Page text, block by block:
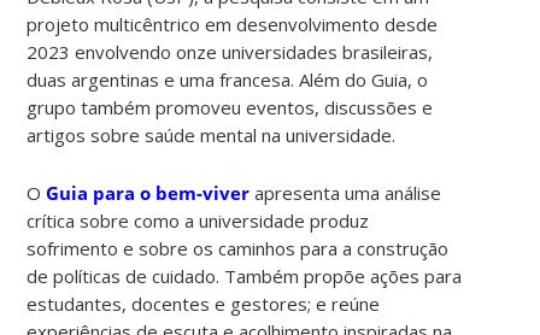
projeto multicêntrico em desenvolvimento desde
2023 envolvendo onze universidades brasileiras,
duas argentinas e uma francesa. Além do Guia, o
grupo também promoveu eventos, discussões e
artigos sobre saúde mental na universidade.
OGuia para o bem-viver apresenta uma análise
crítica sobre como a universidade produz
sofrimento e sobre os caminhos para a construção
de políticas de cuidado. Também propõe ações para
estudantes, docentes e gestores; e reúne